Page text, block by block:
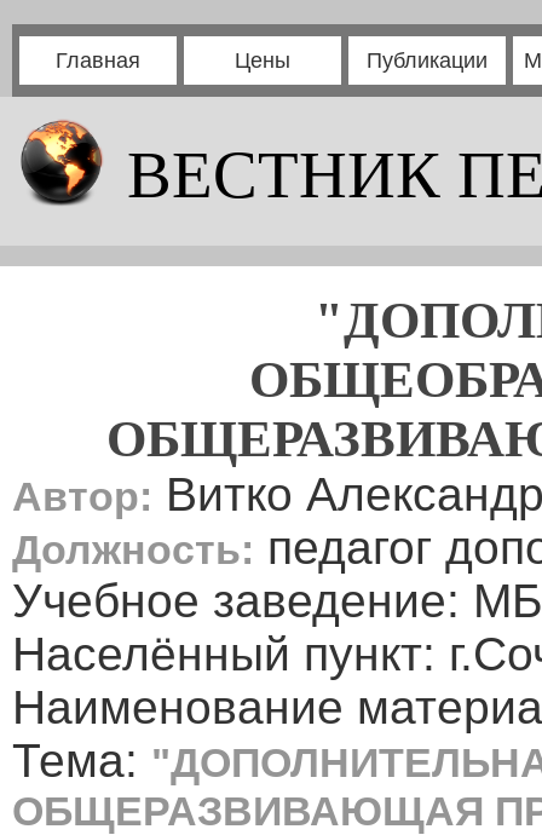
Главная Цены Публикации
ВЕСТНИК
Автор: Витко
Должность: педагог
Учебное заведение:
Населённый пункт:
Наименование
Тема:
ОБЩЕРАЗВИВАЮЩАЯ